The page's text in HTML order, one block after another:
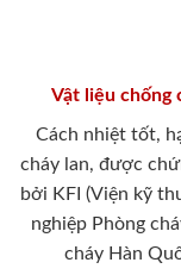
Vật liệu chống
Cách nhiệt tốt,
cháy lan, được
bởi KFI (Viện kỹ
nghiệp Phòng
cháy Hàn